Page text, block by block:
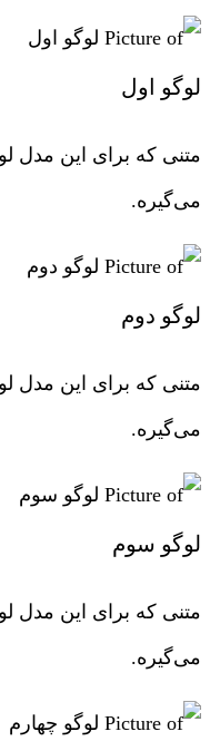
لوگو اول
متنی که برای این مدل
می‌گیره.
لوگو دوم
متنی که برای این مدل
می‌گیره.
لوگو سوم
متنی که برای این مدل
می‌گیره.